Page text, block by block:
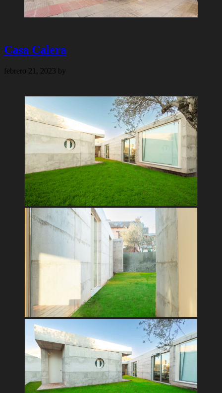
Casa Calera
febrero 21, 2023 by